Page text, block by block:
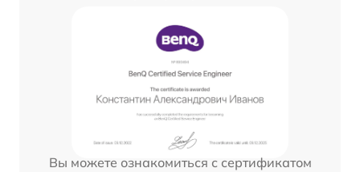
Вы можете ознакомиться с сертификатом